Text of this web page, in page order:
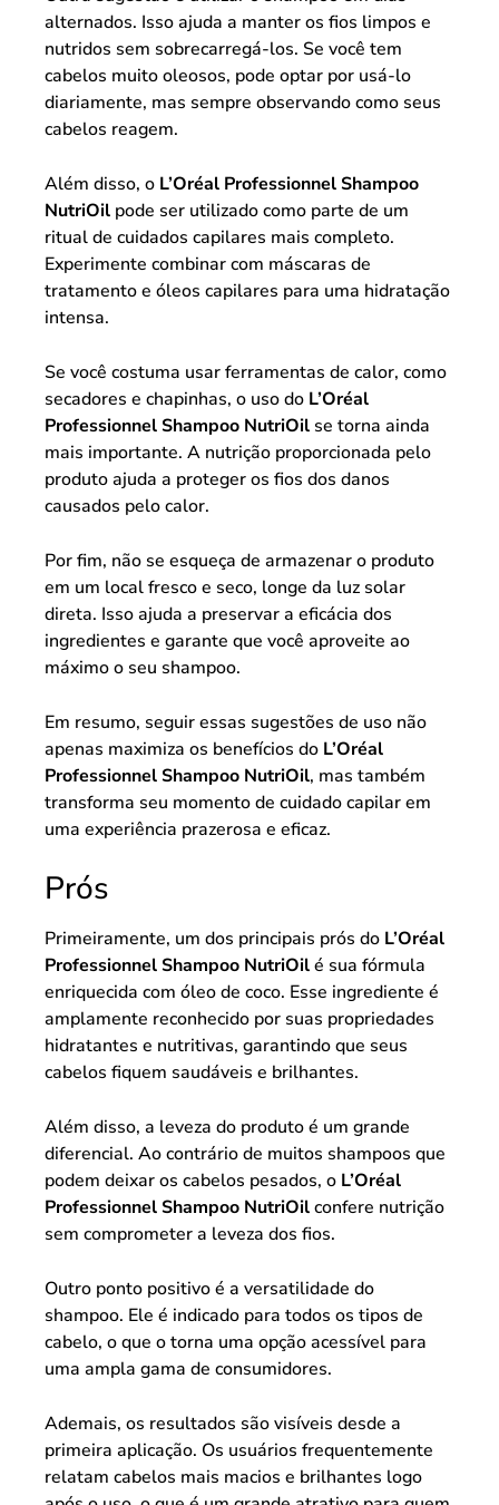
alternados. Isso ajuda a manter os fios limpos e
nutridos sem sobrecarregá-los. Se você tem
cabelos muito oleosos, pode optar por usá-lo
diariamente, mas sempre observando como seus
cabelos reagem.
Além disso, o L’Oréal Professionnel Shampoo
NutriOil pode ser utilizado como parte de um
ritual de cuidados capilares mais completo.
Experimente combinar com máscaras de
tratamento e óleos capilares para uma hidratação
intensa.
Se você costuma usar ferramentas de calor, como
secadores e chapinhas, o uso do L’Oréal
Professionnel Shampoo NutriOil se torna ainda
mais importante. A nutrição proporcionada pelo
produto ajuda a proteger os fios dos danos
causados pelo calor.
Por fim, não se esqueça de armazenar o produto
em um local fresco e seco, longe da luz solar
direta. Isso ajuda a preservar a eficácia dos
ingredientes e garante que você aproveite ao
máximo o seu shampoo.
Em resumo, seguir essas sugestões de uso não
apenas maximiza os benefícios do L’Oréal
Professionnel Shampoo NutriOil, mas também
transforma seu momento de cuidado capilar em
uma experiência prazerosa e eficaz.
Prós
Primeiramente, um dos principais prós do L’Oréal
Professionnel Shampoo NutriOilé sua fórmula
enriquecida com óleo de coco. Esse ingrediente é
amplamente reconhecido por suas propriedades
hidratantes e nutritivas, garantindo que seus
cabelos fiquem saudáveis e brilhantes.
Além disso, a leveza do produto é um grande
diferencial. Ao contrário de muitos shampoos que
podem deixar os cabelos pesados, o L’Oréal
Professionnel Shampoo NutriOilconfere nutrição
sem comprometer a leveza dos fios.
Outro ponto positivo é a versatilidade do
shampoo. Ele é indicado para todos os tipos de
cabelo, o que o torna uma opção acessível para
uma ampla gama de consumidores.
Ademais, os resultados são visíveis desde a
primeira aplicação. Os usuários frequentemente
relatam cabelos mais macios e brilhantes logo